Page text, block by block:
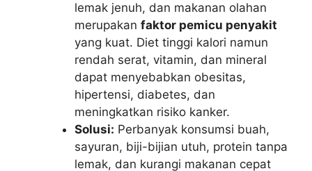
lemak jenuh, dan makanan olahan
merupakan faktor pemicu penyakit
yang kuat. Diet tinggi kalori namun
rendah serat, vitamin, dan mineral
dapat menyebabkan obesitas,
hipertensi, diabetes, dan
meningkatkan risiko kanker.
Solusi: Perbanyak konsumsi buah,
sayuran, biji-bijian utuh, protein tanpa
lemak, dan kurangi makanan cepat